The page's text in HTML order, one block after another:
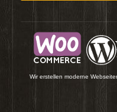
Wir erstellen moderne